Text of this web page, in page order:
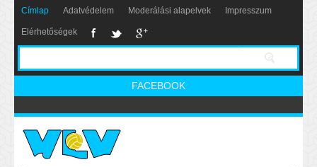
Címlap Adatvédelem Moderálási alapelvek Impresszum
Elérhetőségek
FACEBOOK